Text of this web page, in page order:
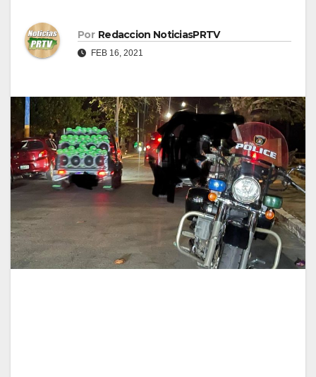
Por Redaccion NoticiasPRTV
FEB 16, 2021